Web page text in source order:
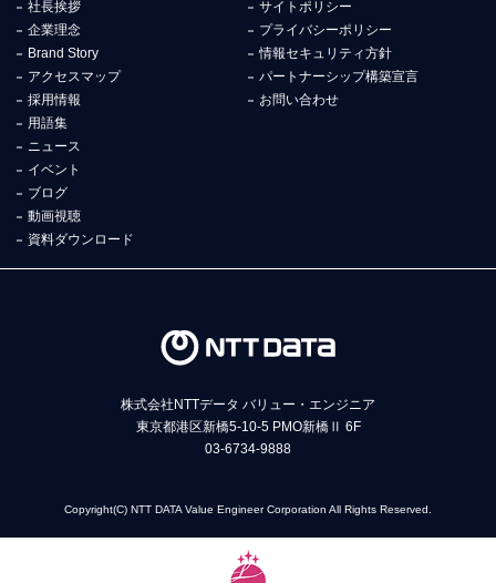
社長挨拶
企業理念
Brand Story
アクセスマップ
採用情報
サイトポリシー
プライバシーポリシー
情報セキュリティ方針
パートナーシップ構築宣言
お問い合わせ
用語集
ニュース
イベント
ブログ
動画視聴
資料ダウンロード
株式会社NTTデータ バリュー・エンジニア
東京都港区新橋5-10-5 PMO新橋Ⅱ 6F
03-6734-9888
Copyright(C) NTT DATA Value Engineer Corporation All Rights Reserved.